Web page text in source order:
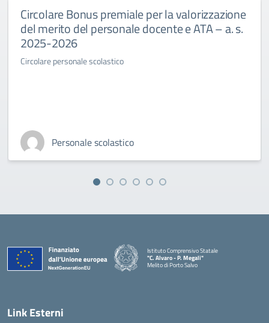
Circolare Bonus premiale per la valorizzazione
del merito del personale docente e ATA – a. s.
2025-2026
Circolare personale scolastico
Personale scolastico
Istituto Comprensivo Statale
"C. Alvaro - P. Megali"
Melito di Porto Salvo
Link Esterni